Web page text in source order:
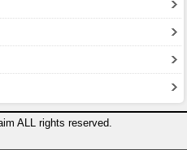
ALL rights reserved.